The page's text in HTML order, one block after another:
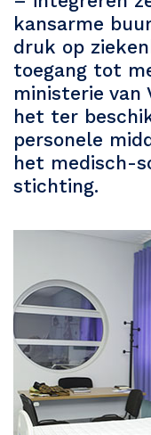
kansarme
druk op
toegang tot
ministerie van
het ter
personele
het medisch-
stichting.